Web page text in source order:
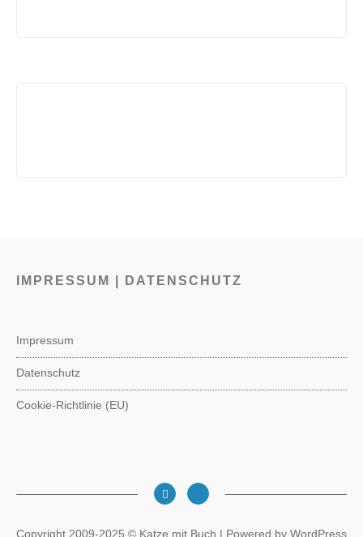
IMPRESSUM | DATENSCHUTZ
Impressum
Datenschutz
Cookie-Richtlinie (EU)
Copyright 2009-2025 © Katze mit Buch | Powered by WordPress